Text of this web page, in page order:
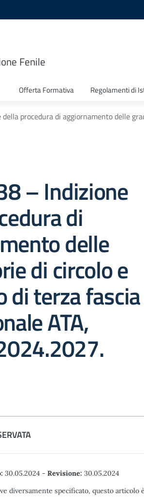
Fenile
Offerta Formativa Regolamenti di
della procedura di aggiornamento delle
– Indizione
di
delle
di circolo e
di terza fascia
ATA,
30.05.2024 - Revisione: 30.05.2024
diversamente specificato, questo